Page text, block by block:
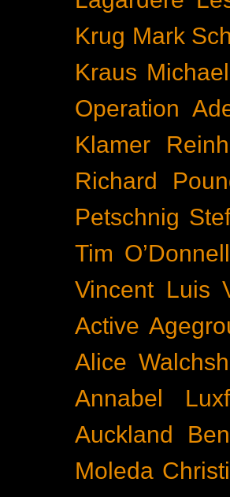
Krug Mark
Kraus
Operation
Klamer
Richard
Petschnig
Tim O’Donnell
Vincent Luis
Active
Alice
Annabel
Auckland
Moleda